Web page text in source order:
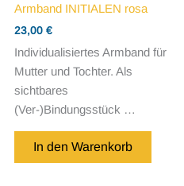
Armband INITIALEN rosa
23,00 €
Individualisiertes Armband für
Mutter und Tochter. Als
sichtbares
(Ver-)Bindungsstück …
In den Warenkorb